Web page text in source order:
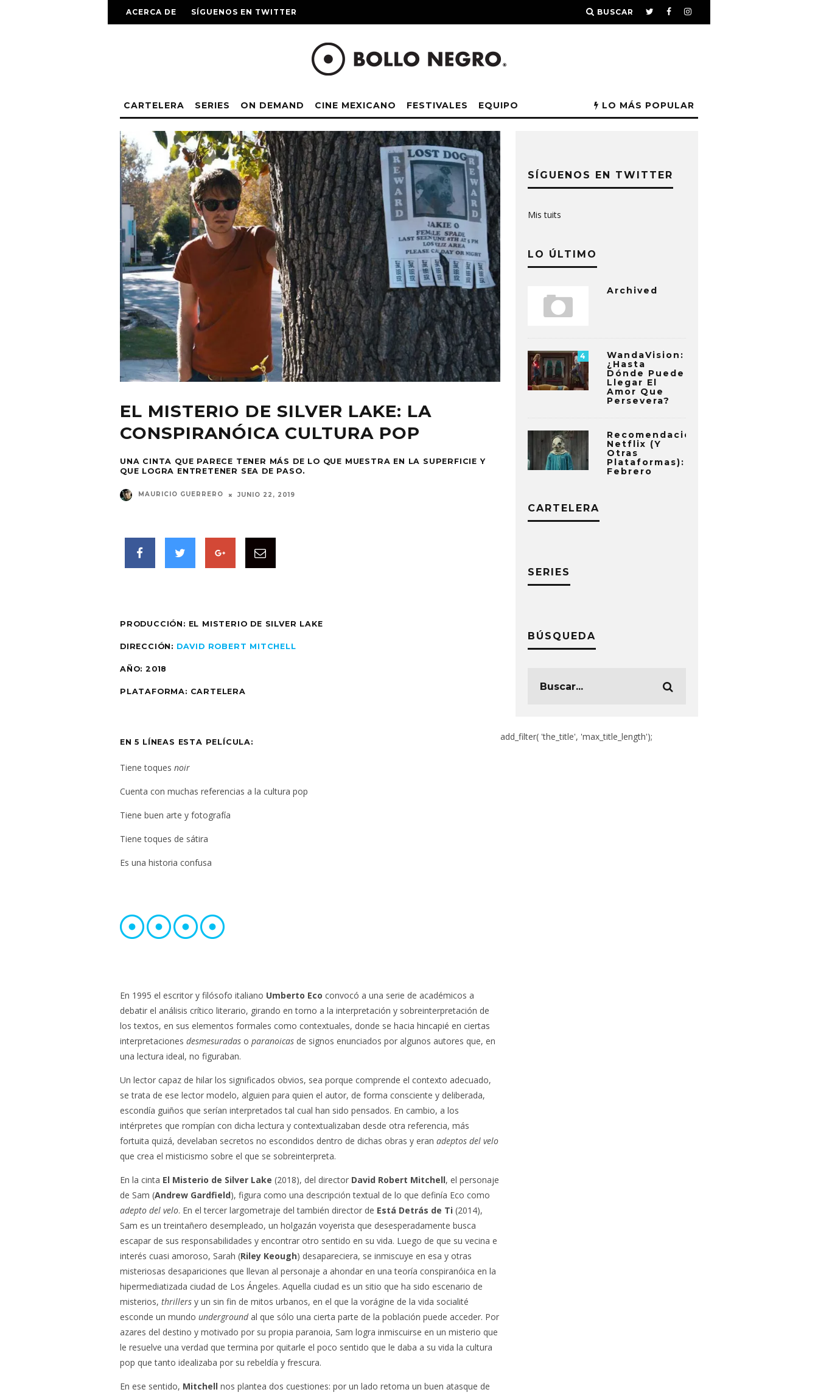
ACERCA DE SÍGUENOS EN TWITTER BUSCAR
CARTELERA SERIES ON DEMAND CINE MEXICANO FESTIVALES EQUIPO LO MÁS POPULAR
EL MISTERIO DE SILVER LAKE: LA
CONSPIRANÓICA CULTURA POP
UNA CINTA QUE PARECE TENER MÁS DE LO QUE MUESTRA EN LA SUPERFICIE Y
QUE LOGRA ENTRETENER SEA DE PASO.
MAURICIO GUERRERO JUNIO 22, 2019
PRODUCCIÓN: EL MISTERIO DE SILVER LAKE
DIRECCIÓN: DAVID ROBERT MITCHELL
AÑO: 2018
PLATAFORMA: CARTELERA
EN 5 LÍNEAS ESTA PELÍCULA:
Tiene toques noir
Cuenta con muchas referencias a la cultura pop
Tiene buen arte y fotografía
Tiene toques de sátira
Es una historia confusa
En 1995 el escritor y filósofo italiano Umberto Eco convocó a una serie de académicos a
debatir el análisis crítico literario, girando en torno a la interpretación y sobreinterpretación de
los textos, en sus elementos formales como contextuales, donde se hacia hincapié en ciertas
interpretaciones desmesuradas o paranoicas de signos enunciados por algunos autores que, en
una lectura ideal, no figuraban.
Un lector capaz de hilar los significados obvios, sea porque comprende el contexto adecuado,
se trata de ese lector modelo, alguien para quien el autor, de forma consciente y deliberada,
escondía guiños que serían interpretados tal cual han sido pensados. En cambio, a los
intérpretes que rompían con dicha lectura y contextualizaban desde otra referencia, más
fortuita quizá, develaban secretos no escondidos dentro de dichas obras y eran adeptos del velo
que crea el misticismo sobre el que se sobreinterpreta.
En la cinta El Misterio de Silver Lake (2018), del director David Robert Mitchell, el personaje
de Sam (Andrew Gardfield), figura como una descripción textual de lo que definía Eco como
adepto del velo. En el tercer largometraje del también director de Está Detrás de Ti (2014),
Sam es un treintañero desempleado, un holgazán voyerista que desesperadamente busca
escapar de sus responsabilidades y encontrar otro sentido en su vida. Luego de que su vecina e
interés cuasi amoroso, Sarah (Riley Keough) desapareciera, se inmiscuye en esa y otras
misteriosas desapariciones que llevan al personaje a ahondar en una teoría conspiranóica en la
hipermediatizada ciudad de Los Ángeles. Aquella ciudad es un sitio que ha sido escenario de
misterios, thrillers y un sin fin de mitos urbanos, en el que la vorágine de la vida socialité
esconde un mundo undergroundal que sólo una cierta parte de la población puede acceder. Por
azares del destino y motivado por su propia paranoia, Sam logra inmiscuirse en un misterio que
le resuelve una verdad que termina por quitarle el poco sentido que le daba a su vida la cultura
pop que tanto idealizaba por su rebeldía y frescura.
En ese sentido, Mitchell nos plantea dos cuestiones: por un lado retoma un buen atasque de
SÍGUENOS EN TWITTER
Mis tuits
LO ÚLTIMO
Archived
4
WandaVision:
¿Hasta
Dónde Puede
Llegar El
Amor Que
Persevera?
Recomendaciones
Netflix (y
Otras
Plataformas):
Febrero
CARTELERA
SERIES
BÚSQUEDA
add_filter( 'the_title', 'max_title_length');